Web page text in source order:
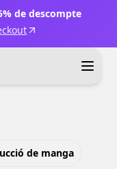
de descompte
de manga